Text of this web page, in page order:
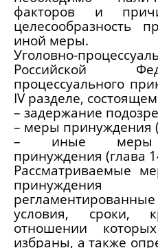
факторов и
целесообразность
иной меры.
Уголовно-
Российской
процессуального
IV разделе,
­­­­– задержание
– меры принуждения
– иные меры
принуждения (глава
Рассматриваемые
условия, сроки,
отношении
избраны, а также